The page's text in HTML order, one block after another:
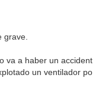
grave.
va a haber un accident
un ventilador po